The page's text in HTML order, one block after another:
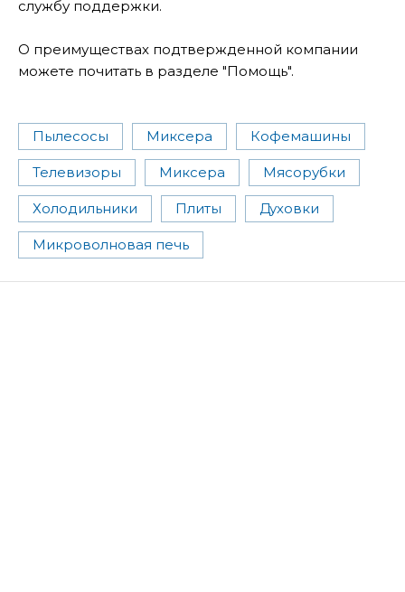
службу поддержки.
О преимуществах подтвержденной компании
можете почитать в разделе "Помощь".
Пылесосы Миксера Кофемашины
Телевизоры Миксера Мясорубки
Холодильники Плиты Духовки
Микроволновая печь